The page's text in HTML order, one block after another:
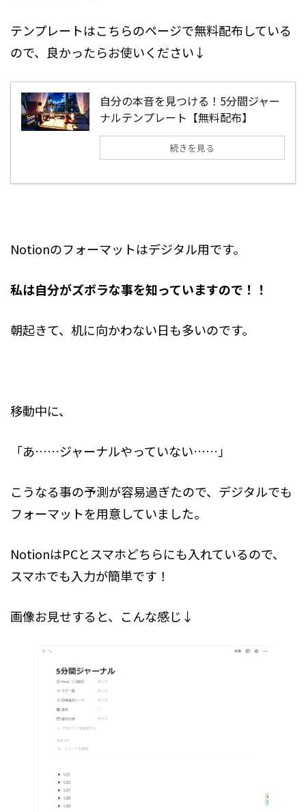
テンプレートはこちらのページで無料配布している
ので、良かったらお使いください↓
自分の本音を見つける！5分間ジャー
ナルテンプレート【無料配布】
続きを見る
Notionのフォーマットはデジタル用です。
私は自分がズボラな事を知っていますので！！
朝起きて、机に向かわない日も多いのです。
移動中に、
「あ……ジャーナルやっていない……」
こうなる事の予測が容易過ぎたので、デジタルでも
フォーマットを用意していました。
NotionはPCとスマホどちらにも入れているので、
スマホでも入力が簡単です！
画像お見せすると、こんな感じ↓